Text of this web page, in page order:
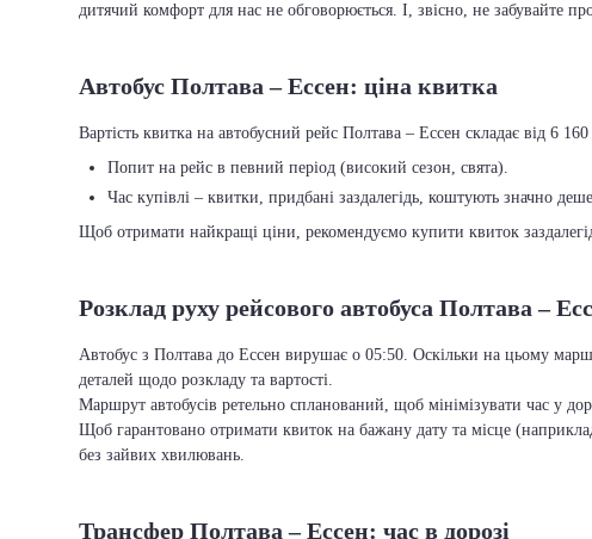
дитячий комфорт для нас не обговорюється. І, звісно, не забувайте
Автобус Полтава – Ессен: ціна квитка
Вартість квитка на автобусний рейс Полтава – Ессен складає від 6
Попит на рейс в певний період (високий сезон, свята).
Час купівлі – квитки, придбані заздалегідь, коштують значно
Щоб отримати найкращі ціни, рекомендуємо купити квиток
Розклад руху рейсового автобуса Полтава –
Автобус з Полтава до Ессен вирушає о 05:50. Оскільки на цьому
деталей щодо розкладу та вартості.
Маршрут автобусів ретельно спланований, щоб мінімізувати час у
Щоб гарантовано отримати квиток на бажану дату та місце
без зайвих хвилювань.
Трансфер Полтава – Ессен: час в дорозі